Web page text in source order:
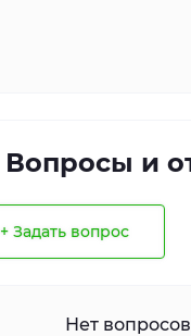
Вопросы и
+ Задать вопрос
Нет